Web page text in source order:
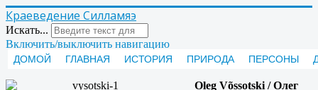
Краеведение Силламяэ
Искать...
Включить/выключить навигацию
ДОМОЙ ГЛАВНАЯ ИСТОРИЯ ПРИРОДА ПЕРСОНЫ
Oleg Võssotski / Олег